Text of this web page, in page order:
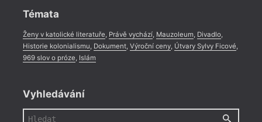
Témata
Ženy v katolické literatuře, Právě vychází, Mauzoleum, Divadlo,
Historie kolonialismu, Dokument, Výroční ceny, Útvary Sylvy Ficové,
969 slov o próze, Islám
Vyhledávání